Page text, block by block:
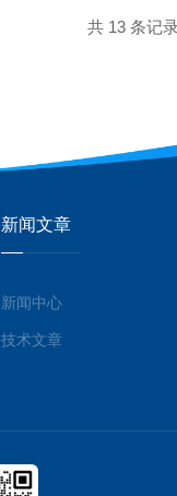
共 13 条记
新闻文章
新闻中心
技术文章